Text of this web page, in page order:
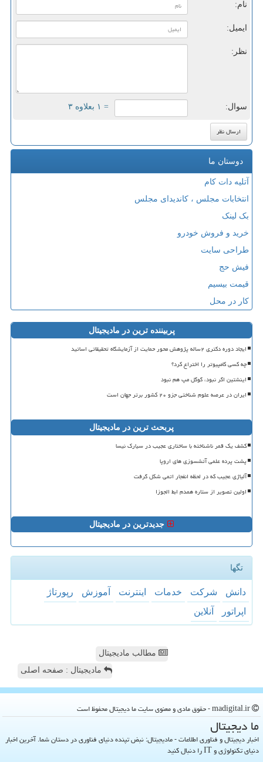
نام:
ایمیل:
نظر:
سوال: = ۱ بعلاوه ۳
دوستان ما
آتلیه دات کام
انتخابات مجلس ، کاندیدای مجلس
بک لینک
خرید و فروش خودرو
طراحی سایت
فیش حج
قیمت بیسیم
کار در محل
پربیننده ترین در مادیجیتال
ایجاد دوره دکتری ۲ساله پژوهش محور حمایت از آزمایشگاه تحقیقاتی اساتید
چه کسی کامپیوتر را اختراع کرد؟
اینشتین اگر نبود، گوگل مپ هم نبود
ایران در عرصه علوم شناختی جزو ۲۰ کشور برتر جهان است
پربحث ترین در مادیجیتال
کشف یک قمر ناشناخته با ساختاری عجیب در سیارک نیسا
پشت پرده علمی آتشسوزی های اروپا
آلیاژی عجیب که در لحظه انفجار اتمی شکل گرفت
اولین تصویر از ستاره همدم ابط الجوزا
جدیدترین در مادیجیتال
تگها
دانش شركت خدمات اینترنت آموزش
رپورتاژ
اپراتور
آنلاین
مطالب مادیجیتال
مادیجیتال : صفحه اصلی
ما دیجیتال
اخبار دیجیتال و فناوری اطلاعات - مادیجیتال: نبض تپنده دنیای فناوری در دستان شما. آخرین اخبار
دنیای تکنولوژی و IT را دنبال کنید